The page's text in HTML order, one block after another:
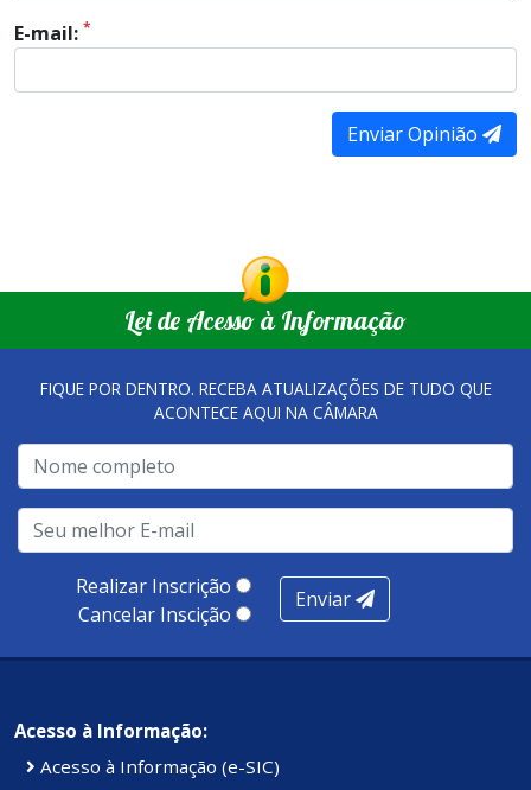
E-mail: *
Enviar Opinião
Lei de Acesso à Informação
FIQUE POR DENTRO. RECEBA ATUALIZAÇÕES DE TUDO QUE
ACONTECE AQUI NA CÂMARA
Realizar Inscrição
Cancelar Inscição
Enviar
Acesso à Informação:
Acesso à Informação (e-SIC)